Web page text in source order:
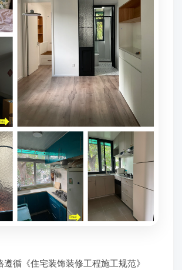
遵循《住宅装饰装修工程施工规范》